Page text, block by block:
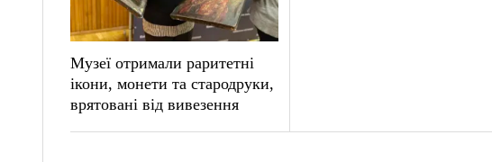
Музеї отримали раритетні
ікони, монети та стародруки,
врятовані від вивезення